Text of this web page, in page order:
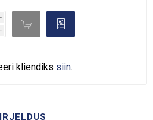
d 
kliendiks siin.